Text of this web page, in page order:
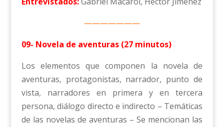
———————
09- Novela de aventuras (27 minutos)
Los elementos que componen la novela de
aventuras, protagonistas, narrador, punto de
vista, narradores en primera y en tercera
persona, diálogo directo e indirecto – Temáticas
de las novelas de aventuras – Se mencionan las